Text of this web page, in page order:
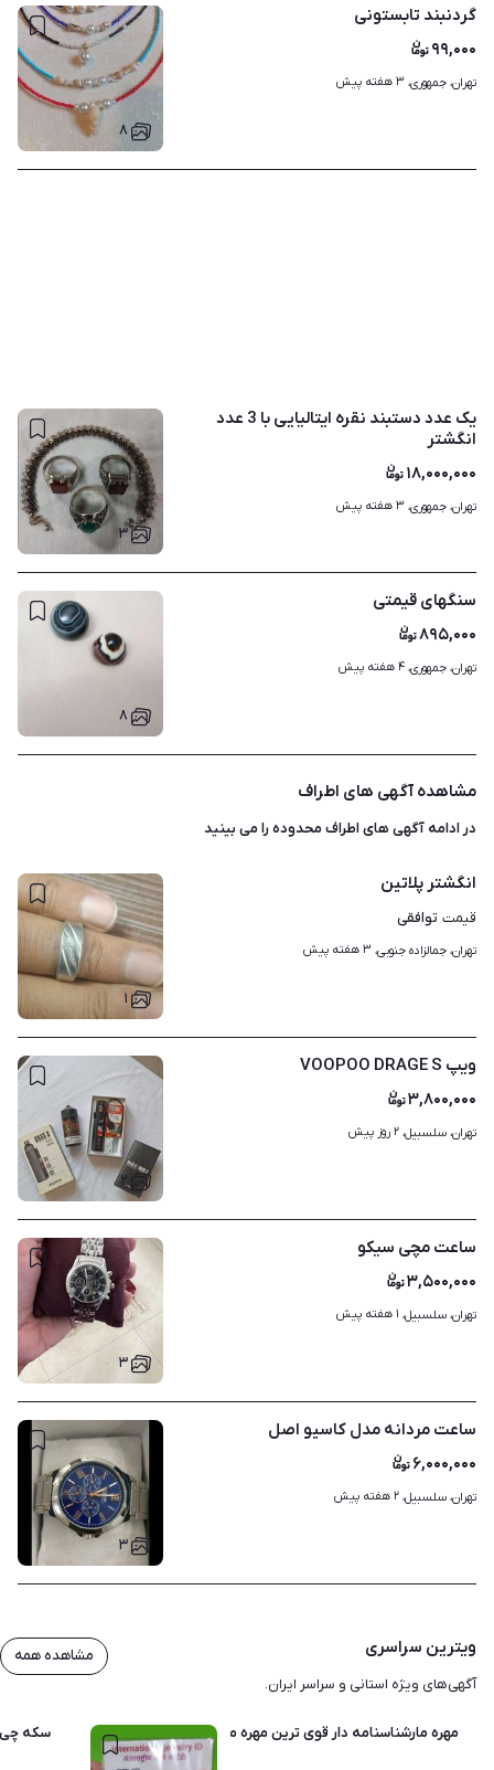
۸
گردنبند تابستونی
۹۹,۰۰۰
تهران، جمهوری، ۳ هفته پیش
۳
یک عدد دستبند نقره ایتالیایی با 3 عدد
انگشتر
۱۸,۰۰۰,۰۰۰
تهران، جمهوری، ۳ هفته پیش
۸
سنگهای قیمتی
۸۹۵,۰۰۰
تهران، جمهوری، ۴ هفته پیش
مشاهده آگهی های اطراف
در ادامه آگهی هایاطراف محدودهرا می بینید
۱
انگشتر پلاتین
قیمت توافقی
تهران، جمالزاده جنوبی، ۳ هفته پیش
۲
ویپ VOOPOO DRAGE S
۳,۸۰۰,۰۰۰
تهران، سلسبیل، ۲ روز پیش
۳
ساعت مچی سیکو
۳,۵۰۰,۰۰۰
تهران، سلسبیل، ۱ هفته پیش
۳
ساعت مردانه مدل کاسیو اصل
۶,۰۰۰,۰۰۰
تهران، سلسبیل، ۲ هفته پیش
ویترین سراسری
آگهی‌های ویژه استانی و سراسر ایران.
مشاهده همه
مهره مارشناسنامه دار قوی ترین مهره مار شناسنامه دار دردنیا سکه